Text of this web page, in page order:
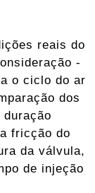
reais do
-
o ciclo do ar
dos
fricção do
da válvula,
de injeção